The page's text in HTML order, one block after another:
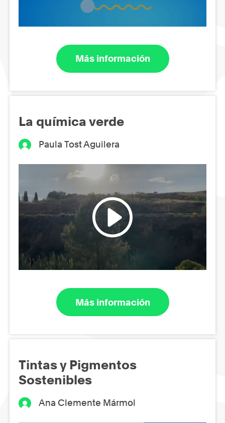
Más información
La química verde
Paula Tost Aguilera
Más información
Tintas y Pigmentos
Sostenibles
Ana Clemente Mármol